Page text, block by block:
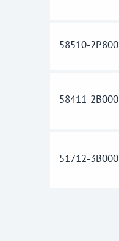
58510-2P800
58411-2B000
51712-3B000